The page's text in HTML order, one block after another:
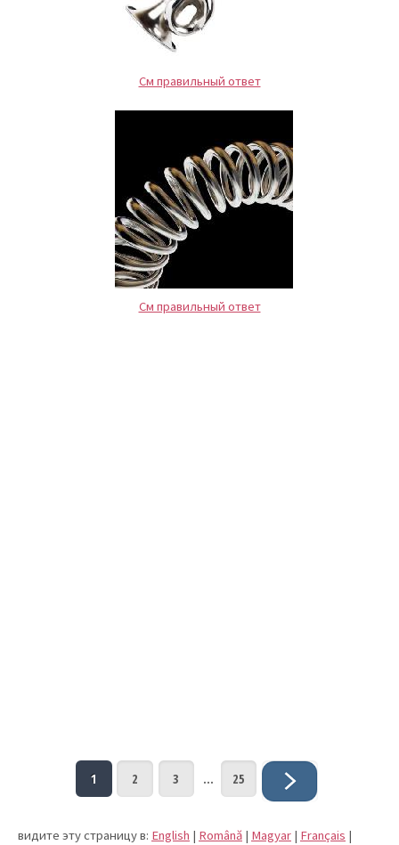
См правильный ответ
См правильный ответ
1 2 3 ... 25
видите эту страницу в: English | Română | Magyar | Français |